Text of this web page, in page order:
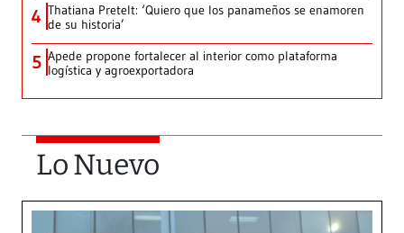
4 Thatiana Pretelt: ‘Quiero que los panameños se enamoren
de su historia’
5 Apede propone fortalecer al interior como plataforma
logística y agroexportadora
Lo Nuevo